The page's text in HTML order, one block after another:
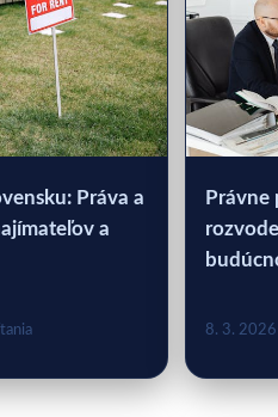
Práva a
a
Právne
8. 3. 2026